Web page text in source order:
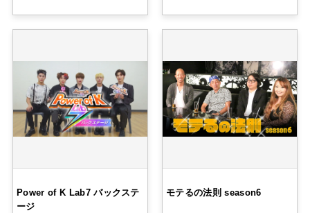
Power of K Lab7 バックステ
ージ
モテるの法則 season6